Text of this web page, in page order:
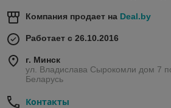
Компания продает на Deal.by
Работает с 26.10.2016
г. Минск
ул. Владислава Сырокомли дом 7
Беларусь
Контакты